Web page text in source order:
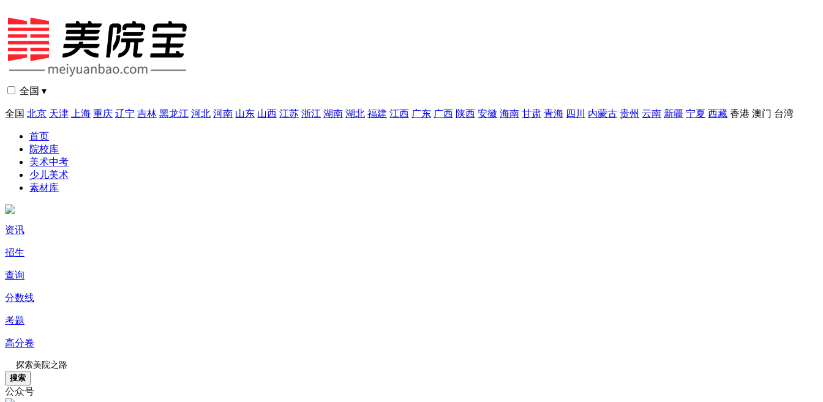
全国 ▾
全国 北京 天津 上海 重庆 辽宁 吉林 黑龙江 河北 河南 山东 山西 江苏 浙江 湖南 湖北 福建 江西 广东 广西 陕西 安徽 海南 甘肃 青海 四川 内蒙古 贵州 云南 新疆 宁夏 西藏 香港 澳门 台湾
首页
院校库
美术中考
少儿美术
素材库
资讯
招生
查询
分数线
考题
高分卷
搜索
公众号